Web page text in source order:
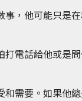
，他可能只是
電話給他或是
需要。如果他